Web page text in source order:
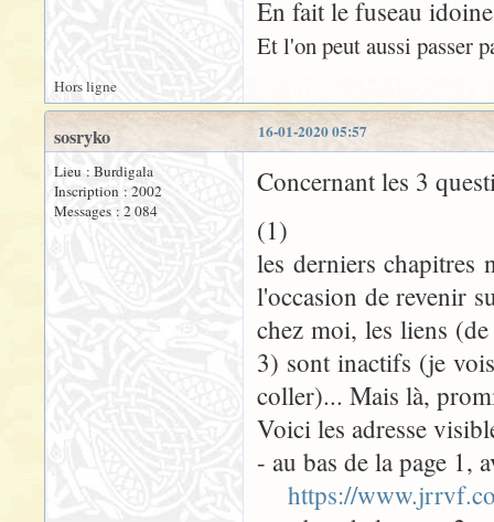
En fait le fuseau
Et l'on peut aussi passer
Hors ligne
16-01-2020 05:57
sosryko
Lieu : Burdigala
Inscription : 2002
Messages : 2 084
Concernant les 3
(1)
les derniers chapitres
l'occasion de revenir
chez moi, les liens
3) sont inactifs (je
coller)... Mais là,
Voici les adresse
- au bas de la page 1,
https://